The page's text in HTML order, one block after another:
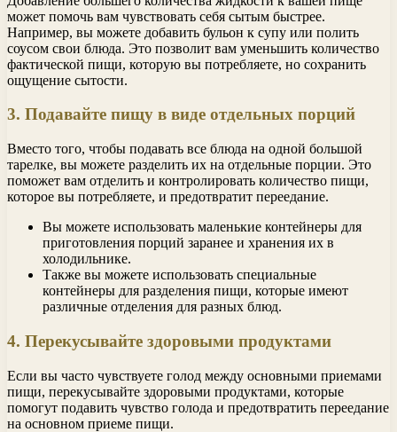
может помочь вам чувствовать себя сытым быстрее.
Например, вы можете добавить бульон к супу или полить
соусом свои блюда. Это позволит вам уменьшить количество
фактической пищи, которую вы потребляете, но сохранить
ощущение сытости.
3. Подавайте пищу в виде отдельных порций
Вместо того, чтобы подавать все блюда на одной большой
тарелке, вы можете разделить их на отдельные порции. Это
поможет вам отделить и контролировать количество пищи,
которое вы потребляете, и предотвратит переедание.
Вы можете использовать маленькие контейнеры для
приготовления порций заранее и хранения их в
холодильнике.
Также вы можете использовать специальные
контейнеры для разделения пищи, которые имеют
различные отделения для разных блюд.
4. Перекусывайте здоровыми продуктами
Если вы часто чувствуете голод между основными приемами
пищи, перекусывайте здоровыми продуктами, которые
помогут подавить чувство голода и предотвратить переедание
на основном приеме пищи.